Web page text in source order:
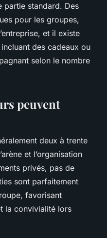
partie standard. Des
pour les groupes,
et il existe
des cadeaux ou
selon le nombre
peuvent
deux à trente
et l’organisation
privés, pas de
sont parfaitement
favorisant
la convivialité lors